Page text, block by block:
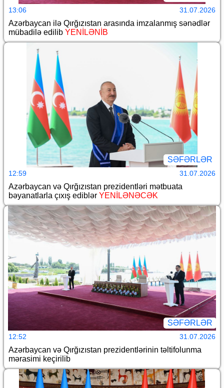
13:06 31.07.2026
Azərbaycan ilə Qırğızıstan arasında imzalanmış sənədlər
mübadilə edilib YENİLƏNİB
SƏFƏRLƏR
12:59 31.07.2026
Azərbaycan və Qırğızıstan prezidentləri mətbuata
bəyanatlarla çıxış ediblər YENİLƏNƏCƏK
SƏFƏRLƏR
12:52 31.07.2026
Azərbaycan və Qırğızıstan prezidentlərinin təltifolunma
mərasimi keçirilib